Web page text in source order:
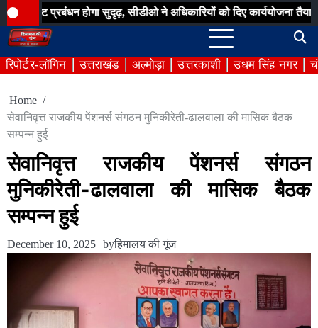
Skip
to
content
होगा सुदृढ़, सीडीओ ने अधिकारियों को दिए कार्ययोजना तैयार करने के
रिपोर्टर-लॉगिन उत्तराखंड अल्मोड़ा उत्तरकाशी उधम सिंह नगर
Home
सेवानिवृत्त राजकीय पेंशनर्स संगठन मुनिकीरेती-ढालवाला की मासिक बैठक
सम्पन्न हुई
सेवानिवृत्त राजकीय पेंशनर्स संगठन
मुनिकीरेती-ढालवाला की मासिक बैठक
सम्पन्न हुई
December 10, 2025 byहिमालय की गूंज